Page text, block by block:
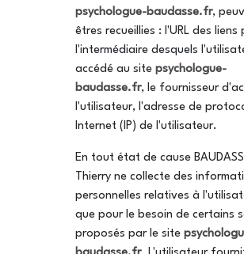
psychologue-baudasse.fr,
êtres recueillies : l'URL des liens
l'intermédiaire desquels
accédé au site psychologue-
baudasse.fr, le fournisseur
l'utilisateur, l'adresse de
Internet (IP) de l'utilisateur.
En tout état de cause
Thierry ne collecte des
personnelles relatives à
que pour le besoin de certains
proposés par le site